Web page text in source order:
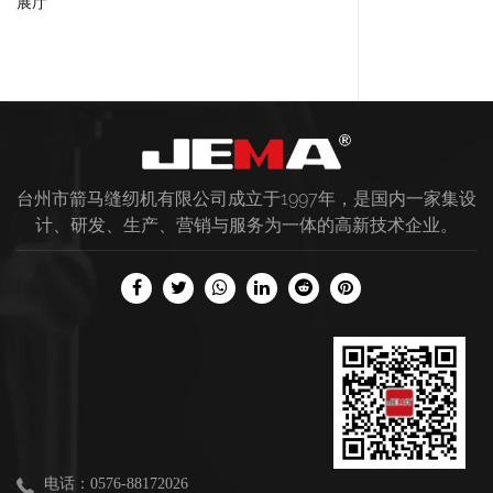
台州市箭马缝纫机有限公司成立于1997年，是国内一家集设
计、研发、生产、营销与服务为一体的高新技术企业。
电话：0576-88172026